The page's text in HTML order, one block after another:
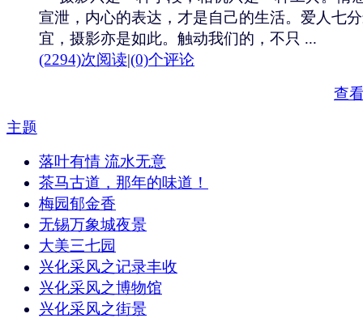
宣泄，内心的表达，才是自己的生活。爱人七
宜，摄影亦是如此。触动我们的，不只 ...
(2294)次阅读|(0)个评论
查
主题
落叶有情 流水无意
茶马古道，那年的味道！
梅园郁金香
无锡万象城夜景
大美三七园
兴化采风之记录丰收
兴化采风之博物馆
兴化采风之街景